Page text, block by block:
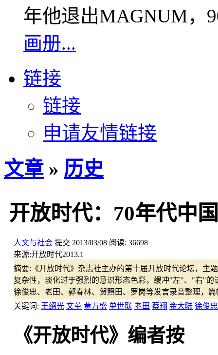
年他退出MAGNUM，
画册...
链接
链接
申请友情链接
文章 » 历史
开放时代：70年代中国
人文与社会 提交 2013/03/08 阅读: 36698
来源:开放时代2013.1
摘要: 《开放时代》杂志社主办的第十届开放时代论坛，主
复杂性，淡化过于强烈的意识形态色彩，缓冲"左"、"右"
徐俊忠、老田、郭春林、贺照田、罗岗等发言录音整理，
关键词: 王绍光 文革 黄万盛 单世联 老田 蔡翔 金大陆 徐俊忠
《开放时代》编者按